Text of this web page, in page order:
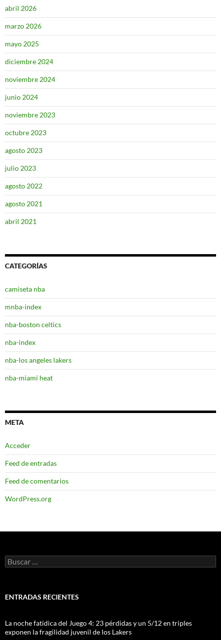
abril 2026
marzo 2026
mayo 2025
diciembre 2024
noviembre 2024
junio 2024
noviembre 2023
octubre 2023
agosto 2023
julio 2023
agosto 2022
agosto 2021
abril 2021
CATEGORÍAS
camiseta nba
mnba-index
nba-boston celtics
nba-index
nba-los angeles lakers
nba-miami heat
META
Acceder
Feed de entradas
Feed de comentarios
WordPress.org
Buscar:
ENTRADAS RECIENTES
La noche fatídica del Juego 4: 23 pérdidas y un 5/12 en triples
exponen la fragilidad juvenil de los Lakers